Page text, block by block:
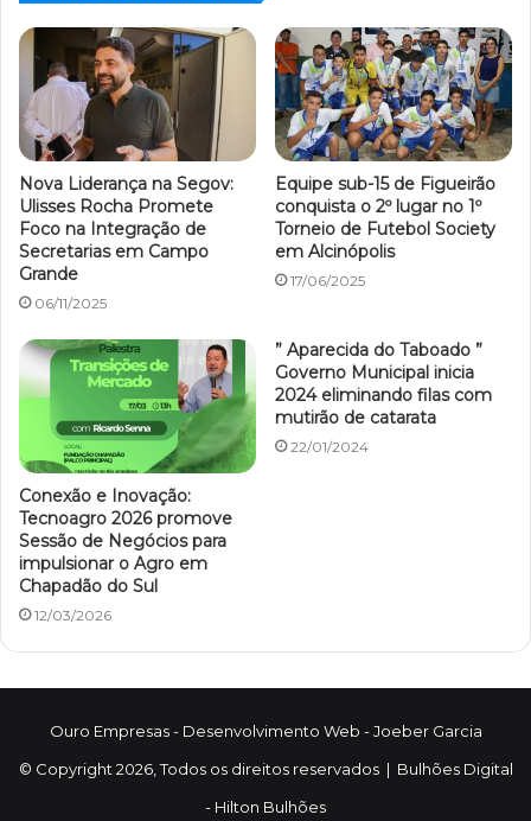
Nova Liderança na Segov:
Ulisses Rocha Promete
Foco na Integração de
Secretarias em Campo
Grande
06/11/2025
Equipe sub-15 de Figueirão
conquista o 2º lugar no 1º
Torneio de Futebol Society
em Alcinópolis
17/06/2025
Conexão e Inovação:
Tecnoagro 2026 promove
Sessão de Negócios para
impulsionar o Agro em
Chapadão do Sul
12/03/2026
” Aparecida do Taboado ”
Governo Municipal inicia
2024 eliminando filas com
mutirão de catarata
22/01/2024
Ouro Empresas- Desenvolvimento Web -Joeber Garcia
© Copyright 2026, Todos os direitos reservados | Bulhões Digital
- Hilton Bulhões